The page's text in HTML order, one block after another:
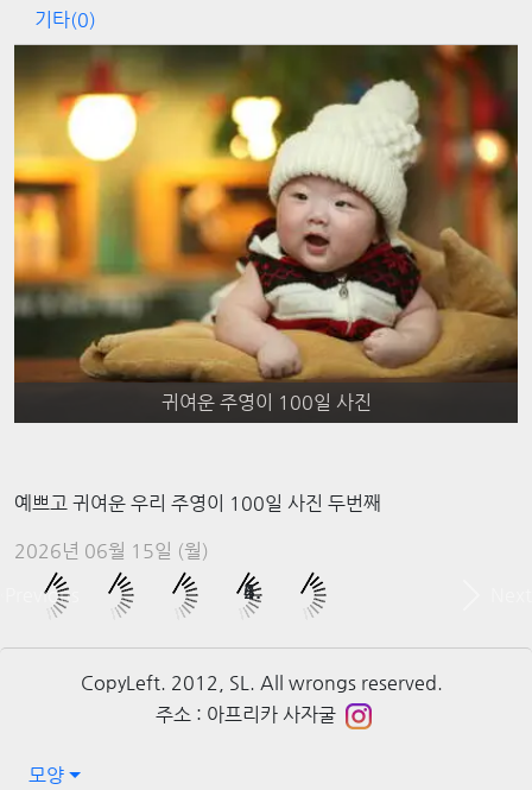
기타(0)
귀여운 주영이 100일 사진
예쁘고 귀여운 우리 주영이 100일 사진 두번째
2026년 06월 15일 (월)
Previous
CopyLeft. 2012, SL. All wrongs reserved.
주소 : 아프리카 사자굴
모양